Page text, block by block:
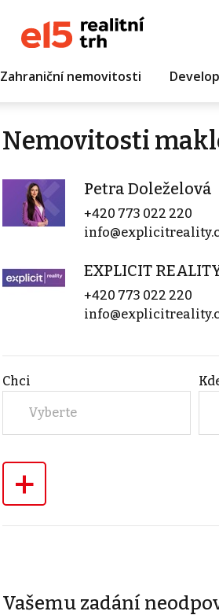
Zahraniční nemovitosti
Nemovitosti
Petra Doleželová
+420 773 022 220
EXPLICIT
+420 773 022 220
Chci
Vyberte
+
Vašemu zadání